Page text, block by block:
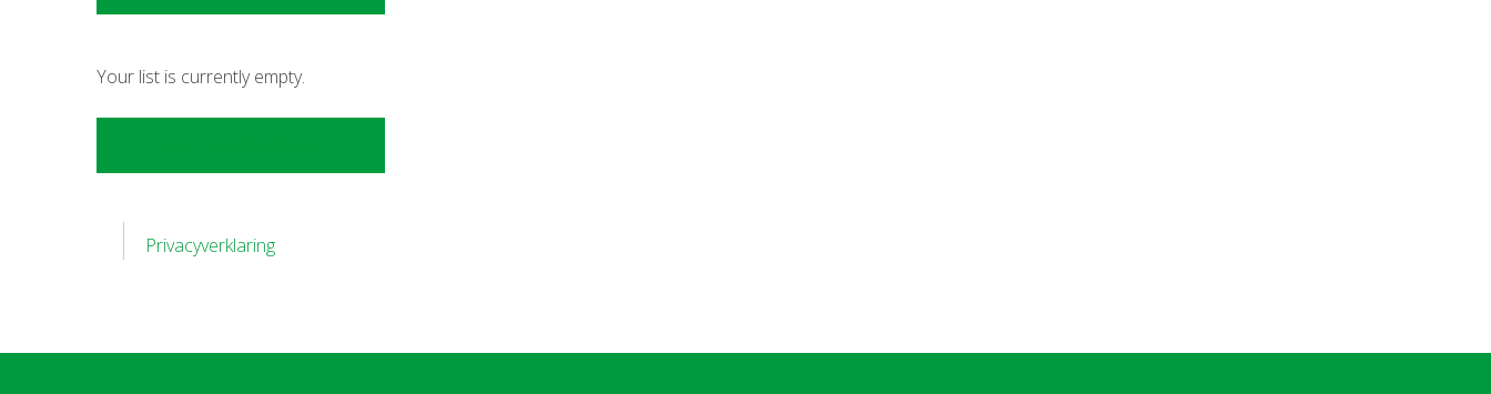
Your list is currently empty.
Privacyverklaring